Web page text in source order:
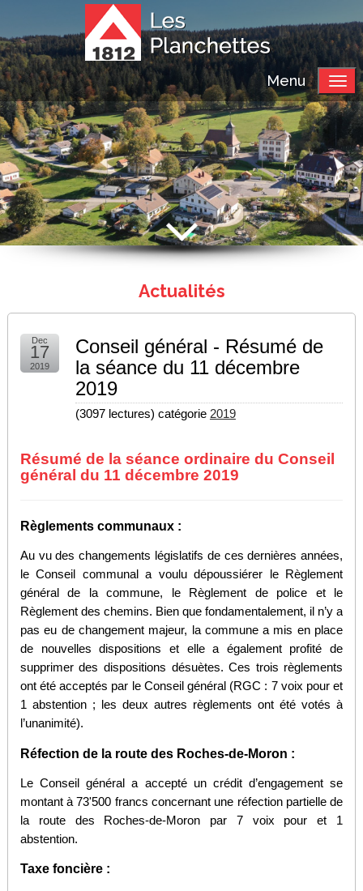
Menu
Actualités
Conseil général - Résumé de
la séance du 11 décembre
2019
(3097 lectures) catégorie 2019
Dec
17
2019
Résumé de la séance ordinaire du Conseil
général du 11 décembre 2019
Règlements communaux :
Au vu des changements législatifs de ces dernières années,
le Conseil communal a voulu dépoussiérer le Règlement
général de la commune, le Règlement de police et le
Règlement des chemins. Bien que fondamentalement, il n’y a
pas eu de changement majeur, la commune a mis en place
de nouvelles dispositions et elle a également profité de
supprimer des dispositions désuètes. Ces trois règlements
ont été acceptés par le Conseil général (RGC : 7 voix pour et
1 abstention ; les deux autres règlements ont été votés à
l’unanimité).
Réfection de la route des Roches-de-Moron :
Le Conseil général a accepté un crédit d’engagement se
montant à 73'500 francs concernant une réfection partielle de
la route des Roches-de-Moron par 7 voix pour et 1
abstention.
Taxe foncière :